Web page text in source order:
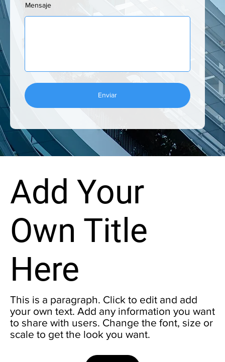
Mensaje
Enviar
This is a paragraph. Click to edit and add
your own text. Add any information you want
to share with users. Change the font, size or
scale to get the look you want.
Add Your
Own Title
Here